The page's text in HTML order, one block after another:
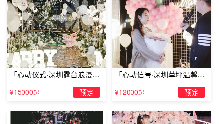
期一栋16层
以上就是Tell浪漫策划为大家整理的关于防城港浪漫酒店排
行等相关内容分享，如果大家还想了解更多关于防城港浪漫
酒店排行的内容，也可以随时与我们的官网客服进行在线沟
通联系哦~
「心动仪式·深圳露台浪漫求
¥15000起 预定
「心动信号·深圳草坪温馨求
¥12000起 预定